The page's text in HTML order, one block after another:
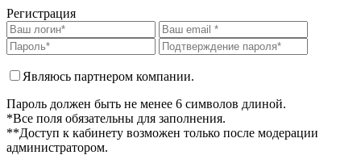
Регистрация
Являюсь партнером компании.
Пароль должен быть не менее 6 символов длиной.
*Все поля обязательны для заполнения.
**Доступ к кабинету возможен только после модерации
администратором.